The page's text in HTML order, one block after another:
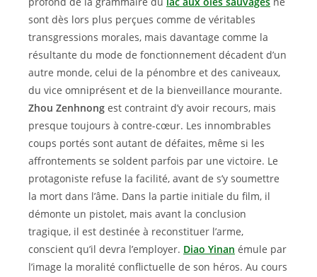
sont dès lors plus perçues comme de véritables
transgressions morales, mais davantage comme la
résultante du mode de fonctionnement décadent d’un
autre monde, celui de la pénombre et des caniveaux,
du vice omniprésent et de la bienveillance mourante.
Zhou Zenhnong est contraint d’y avoir recours, mais
presque toujours à contre-cœur. Les innombrables
coups portés sont autant de défaites, même si les
affrontements se soldent parfois par une victoire. Le
protagoniste refuse la facilité, avant de s’y soumettre
la mort dans l’âme. Dans la partie initiale du film, il
démonte un pistolet, mais avant la conclusion
tragique, il est destinée à reconstituer l’arme,
conscient qu’il devra l’employer. Diao Yinan émule par
l’image la moralité conflictuelle de son héros. Au cours